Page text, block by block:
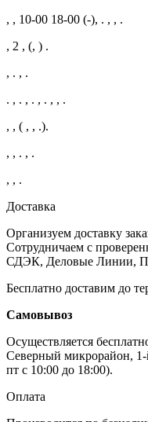
, , 10-00 18-00 (-), . , , .
, 2 , (, ) .
, . , .
. , . , . , . , , .
, , ( , , .).
, , . , .
, , .
Доставка
Организуем доставку
Сотрудничаем с
СДЭК, Деловые Линии,
Бесплатно доставим до
Самовывоз
Осуществляется
Северный микрорайон,
пт с 10:00 до 18:00).
Оплата